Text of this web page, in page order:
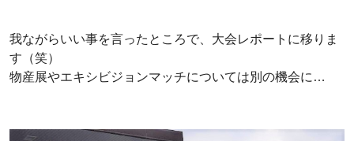
我ながらいい事を言ったところで、大会レポートに移りま
す（笑）
物産展やエキシビジョンマッチについては別の機会に…